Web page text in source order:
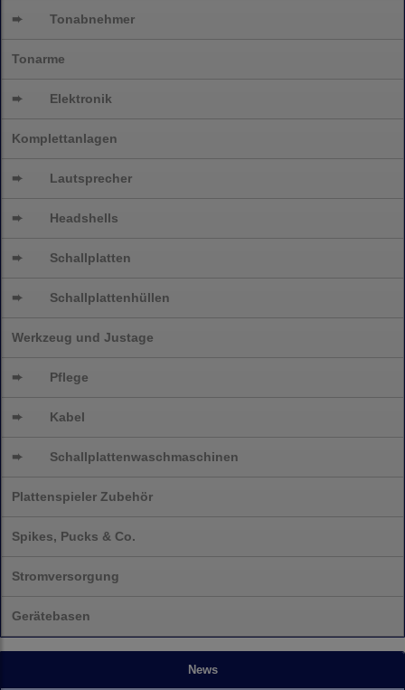
➨ Tonabnehmer
Tonarme
➨ Elektronik
Komplettanlagen
➨ Lautsprecher
➨ Headshells
➨ Schallplatten
➨ Schallplattenhüllen
Werkzeug und Justage
➨ Pflege
➨ Kabel
➨ Schallplattenwaschmaschinen
Plattenspieler Zubehör
Spikes, Pucks & Co.
Stromversorgung
Gerätebasen
News